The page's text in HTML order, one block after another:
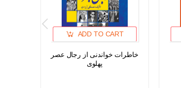
ADD TO CART
خاطرات خواندنی از رجال عصر
پهلوی